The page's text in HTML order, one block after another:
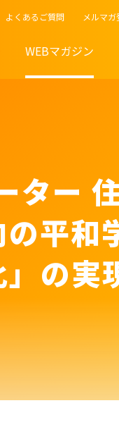
よくあるご質問 メルマガ
WEBマガジン
ター
平和
の実